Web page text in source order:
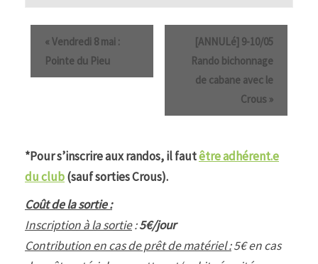
« Vendredi 8 mai :
Pointe du Pieu
[ANNULé] 9-10/05
Rando bichonnage
de cabane avec le
Crous »
*Pour s’inscrire aux randos, il fautêtre adhérent.e
du club(sauf sorties Crous).
Coût de la sortie :
Inscription à la sortie:5€/jour
Contribution en cas de prêt de matériel :5€ en cas